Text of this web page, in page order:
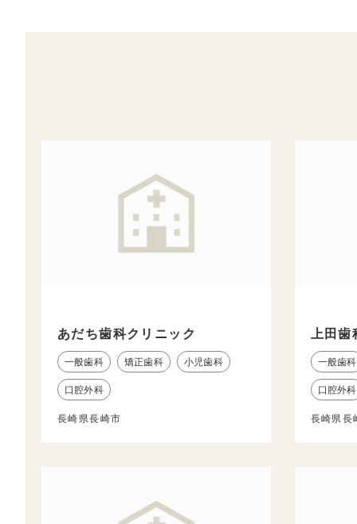
あだち歯科クリニック
一般歯科 矯正歯科 小児歯科
口腔外科
長崎県長崎市
上田歯
一般歯科
口腔外科
長崎県長